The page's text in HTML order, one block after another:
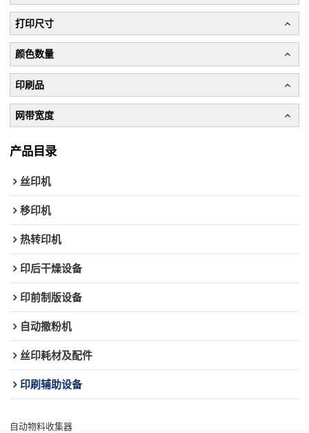
打印尺寸
颜色数量
印刷品
网带宽度
产品目录
丝印机
移印机
热转印机
印后干燥设备
印前制版设备
自动撒粉机
丝印耗材及配件
印刷辅助设备
自动物料收集器